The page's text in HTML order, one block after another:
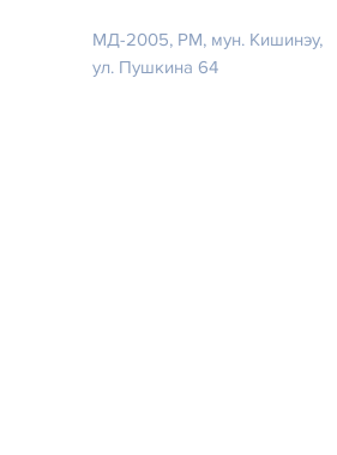
МД-2005, РM, мун. Кишинэу,
ул. Пушкина 64